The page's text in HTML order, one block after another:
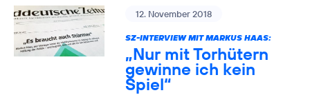
12. November 2018
SZ-INTERVIEW MIT MARKUS HAAS:
„Nur mit Torhütern
gewinne ich kein
Spiel“